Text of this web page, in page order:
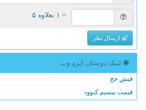
= ۱ بعلاوه ۵
ارسال نظر
لینک دوستان ایزو وب
فیش حج
قیمت بیسیم کنوود